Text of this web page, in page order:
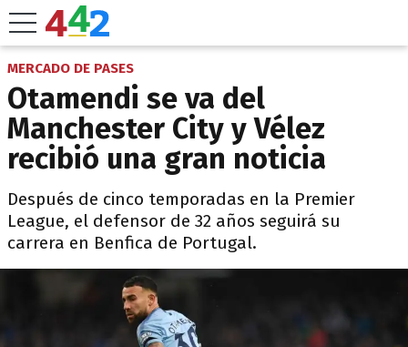
MERCADO DE PASES
Otamendi se va del
Manchester City y Vélez
recibió una gran noticia
Después de cinco temporadas en la Premier
League, el defensor de 32 años seguirá su
carrera en Benfica de Portugal.